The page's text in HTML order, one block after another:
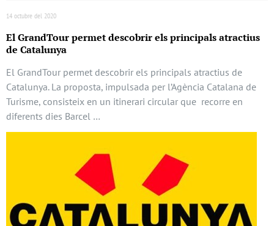
14 octubre del 2020
El GrandTour permet descobrir els principals atractius
de Catalunya
El GrandTour permet descobrir els principals atractius de
Catalunya. La proposta, impulsada per l’Agència Catalana de
Turisme, consisteix en un itinerari circular que recorre en
diferents dies Barcel …